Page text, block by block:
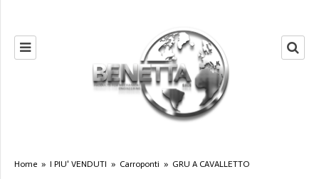
Home » I PIU' VENDUTI » Carroponti » GRU A CAVALLETTO